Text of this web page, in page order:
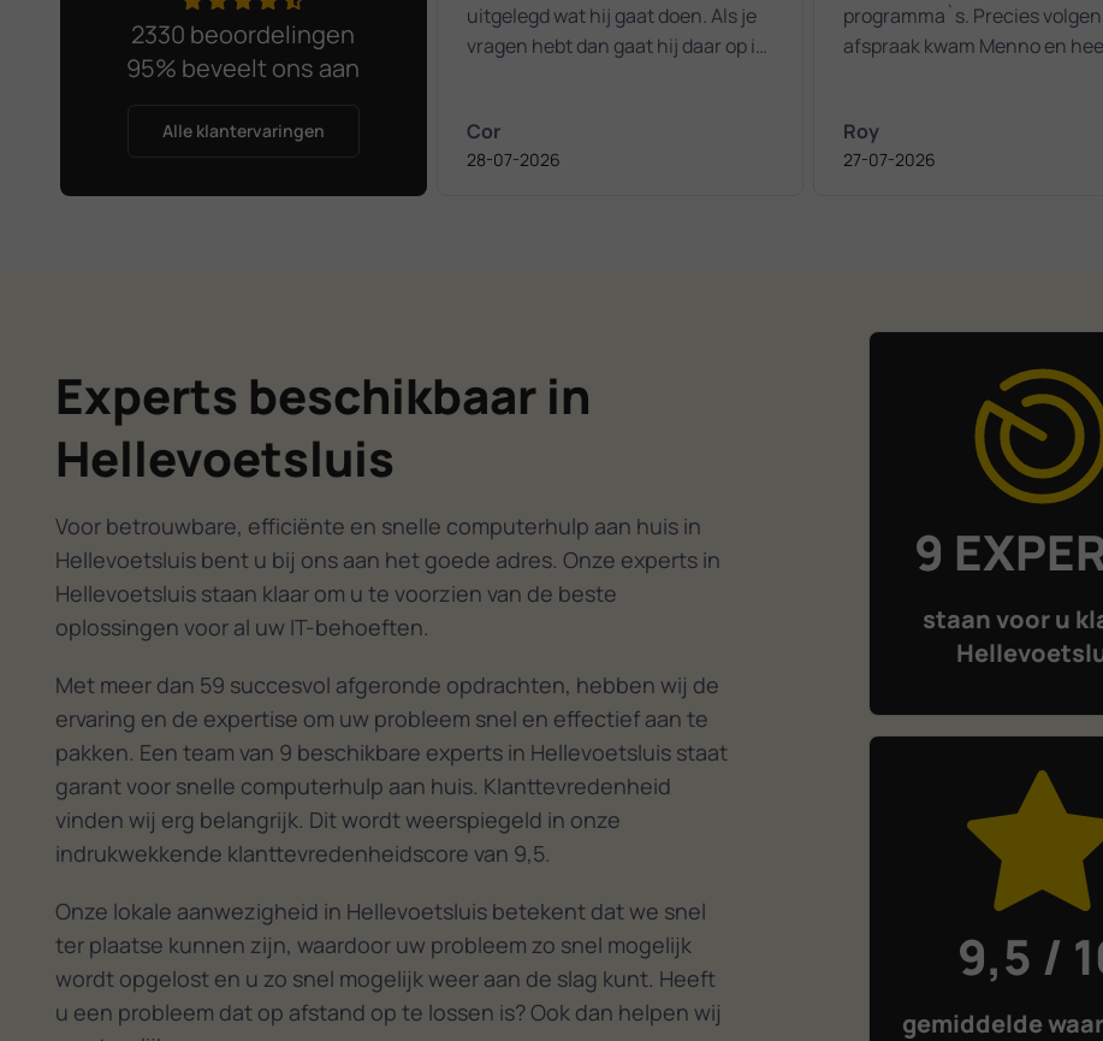
2330 beoordelingen
95% beveelt ons aan
Alle klantervaringen
uitgelegd wat hij gaat doen. Als je
vragen hebt dan gaat hij daar op in.
Cor
28-07-2026
programma`s. Precies
afspraak kwam Menno en
computer hulp / problemen
Roy
27-07-2026
Experts beschikbaar in
Hellevoetsluis
Voor betrouwbare, efficiënte en snelle computerhulp aan huis in
Hellevoetsluis bent u bij ons aan het goede adres. Onze experts in
Hellevoetsluis staan klaar om u te voorzien van de beste
oplossingen voor al uw IT-behoeften.
Met meer dan 59 succesvol afgeronde opdrachten, hebben wij de
ervaring en de expertise om uw probleem snel en effectief aan te
pakken. Een team van 9 beschikbare experts in Hellevoetsluis staat
garant voor snelle computerhulp aan huis. Klanttevredenheid
vinden wij erg belangrijk. Dit wordt weerspiegeld in onze
indrukwekkende klanttevredenheidscore van 9,5.
Onze lokale aanwezigheid in Hellevoetsluis betekent dat we snel
ter plaatse kunnen zijn, waardoor uw probleem zo snel mogelijk
wordt opgelost en u zo snel mogelijk weer aan de slag kunt. Heeft
u een probleem dat op afstand op te lossen is? Ook dan helpen wij
9
staan voor u
9,5 /
gemiddelde